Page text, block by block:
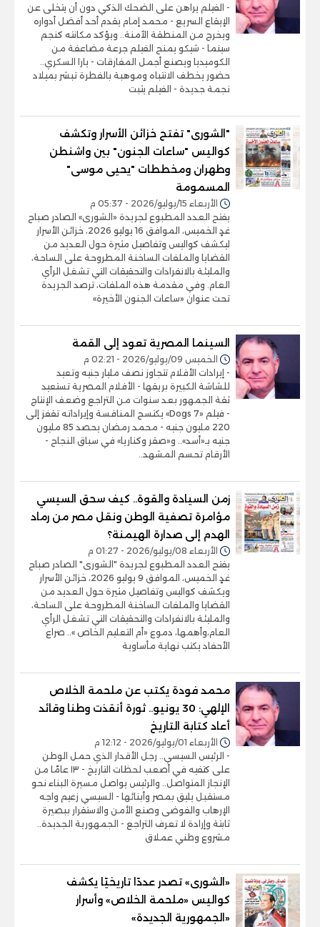
- الفيلم يراهن على الضحك الذكي دون أن يتخلى عن
الإيقاع السريع - محمد إمام يقدم أحد أفضل أدواره
ويخرج من المنطقة الآمنة.. ويؤكد مكانته كنجم
سينما - شيكو يمنح الفيلم جرعة مضاعفة من
الكوميديا ويصنع أجمل المفارقات - يارا السكري..
حضور يخطف الانتباه وموهبة بالفطرة تبشر بميلاد
نجمة جديدة - الفيلم يثبت
"الشورى" تفتح خزائن الأسرار وتكشف
كواليس "ساعات الجنون" بين واشنطن
وطهران ومخططات "يحيى موسى"
المسمومة
الأربعاء 15/يوليو/2026 - 05:37 م
يفتح العدد المطبوع لجريدة «الشورى» الصادر صباح
غدٍ الخميس، الموافق 16 يوليو 2026، خزائن الأسرار
ليكشف كواليس وتفاصيل مثيرة حول العديد من
القضايا والملفات الساخنة المطروحة على الساحة،
والمليئة بالانفرادات والتحقيقات التي تشغل الرأي
العام. وفي مقدمة هذه الملفات، ترصد الجريدة
تحت عنوان «ساعات الجنون الأخيرة»
السينما المصرية تعود إلى القمة
الخميس 09/يوليو/2026 - 02:21 م
- إيرادات الأفلام تتجاوز نصف مليار جنيه وتعيد
للشاشة الكبيرة بريقها - الأفلام المصرية تستعيد
ثقة الجمهور بعد سنوات من التراجع وضعف الإنتاج
- فيلم «7 Dogs» يكتسح المنافسة وإيراداته تقفز إلى
220 مليون جنيه - محمد رمضان يحصد 85 مليون
جنيه بـ«أسد».. و«صقر وكناريا» في سباق النجاح -
الأرقام تحسم المشهد..
زمن السيادة والقوة.. كيف سحق السيسي
مؤامرة تصفية الوطن ونقل مصر من رماد
الهدم إلى صدارة الهيمنة؟
الأربعاء 08/يوليو/2026 - 01:27 م
يفتح العدد المطبوع لجريدة "الشورى" الصادر صباح
غدٍ الخميس، الموافق 9 يوليو 2026، خزائن الأسرار
ويكشف كواليس وتفاصيل مثيرة حول العديد من
القضايا والملفات الساخنة المطروحة على الساحة،
والمليئة بالانفرادات والتحقيقات التي تشغل الرأي
العام،وأهمها، دموع «أم التعليم الخاص ».. صراع
الأحفاد يكتب نهاية مأساوية
محمد فودة يكتب عن ملحمة الخلاص
الإلهي: 30 يونيو.. ثورة أنقذت وطنا وقائد
أعاد كتابة التاريخ
الأربعاء 01/يوليو/2026 - 12:12 م
- الرئيس السيسي.. رجل الأقدار الذي حمل الوطن
على كتفيه في أصعب لحظات التاريخ - ١٣ عامًا من
الإنجاز المتواصل.. والرئيس يواصل مسيرة البناء نحو
مستقبل يليق بمصر وأبنائها - السيسي زعيم واجه
الإرهاب والفوضى وصنع الأمن والاستقرار ببصيرة
ثابتة وإرادة لا تعرف التراجع - الجمهورية الجديدة..
مشروع وطني عملاق
«الشورى» تصدر عددًا تاريخيًا يكشف
كواليس «ملحمة الخلاص» وأسرار
«الجمهورية الجديدة»